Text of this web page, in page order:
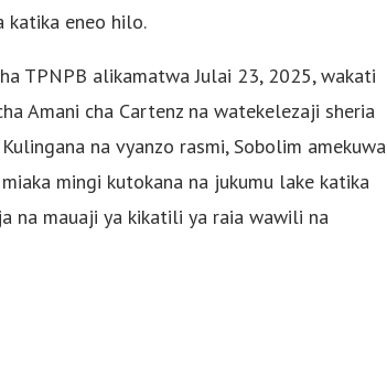
katika eneo hilo.
TPNPB alikamatwa Julai 23, 2025, wakati
Amani cha Cartenz na watekelezaji sheria
na vyanzo rasmi, Sobolim amekuwa
mingi kutokana na jukumu lake katika
na mauaji ya kikatili ya raia wawili na